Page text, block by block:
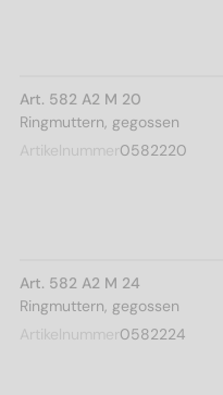
Art. 582 A2 M 20
Ringmuttern, gegossen
Artikelnummer 0582220
Art. 582 A2 M 24
Ringmuttern, gegossen
Artikelnummer 0582224